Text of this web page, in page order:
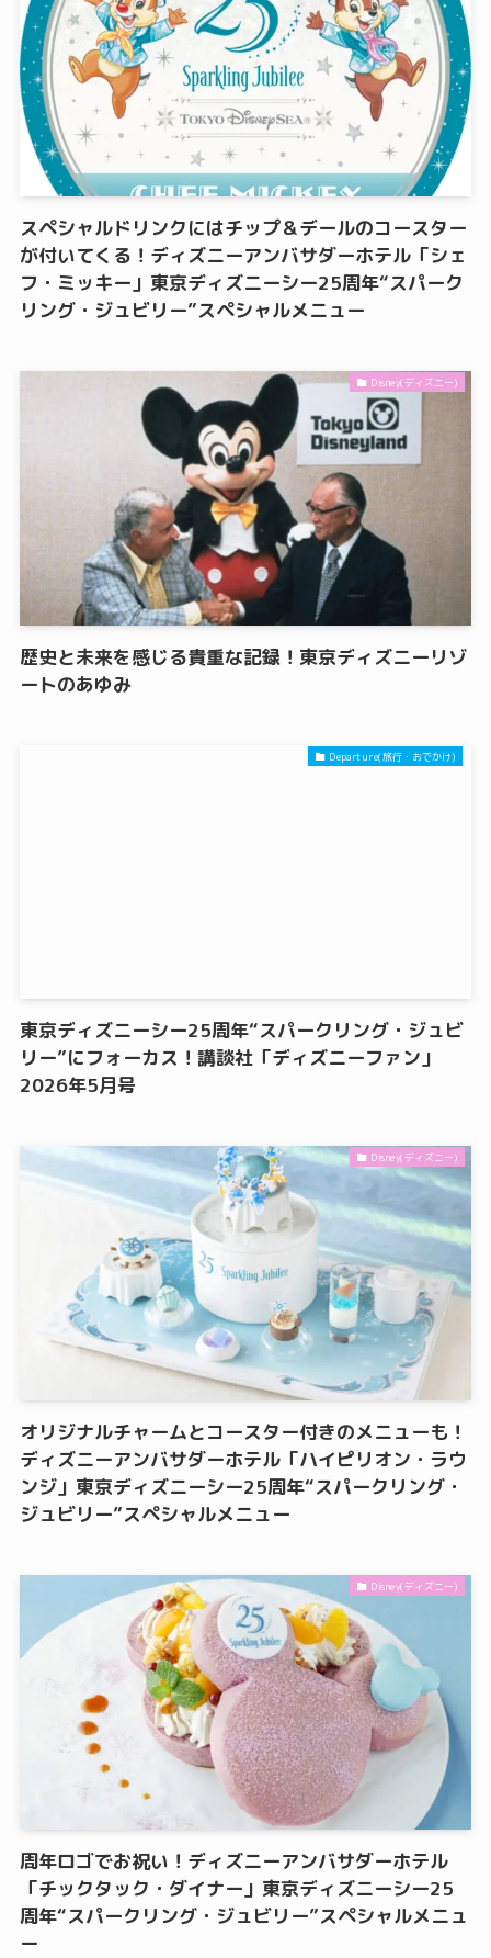
スペシャルドリンクにはチップ＆デールのコースター
が付いてくる！ディズニーアンバサダーホテル「シェ
フ・ミッキー」東京ディズニーシー25周年“スパーク
リング・ジュビリー”スペシャルメニュー
Disney(ディズニー)
歴史と未来を感じる貴重な記録！東京ディズニーリゾ
ートのあゆみ
Departure(旅行・おでかけ)
東京ディズニーシー25周年“スパークリング・ジュビ
リー”にフォーカス！講談社「ディズニーファン」
2026年5月号
Disney(ディズニー)
オリジナルチャームとコースター付きのメニューも！
ディズニーアンバサダーホテル「ハイピリオン・ラウ
ンジ」東京ディズニーシー25周年“スパークリング・
ジュビリー”スペシャルメニュー
Disney(ディズニー)
周年ロゴでお祝い！ディズニーアンバサダーホテル
「チックタック・ダイナー」東京ディズニーシー25
周年“スパークリング・ジュビリー”スペシャルメニュ
ー